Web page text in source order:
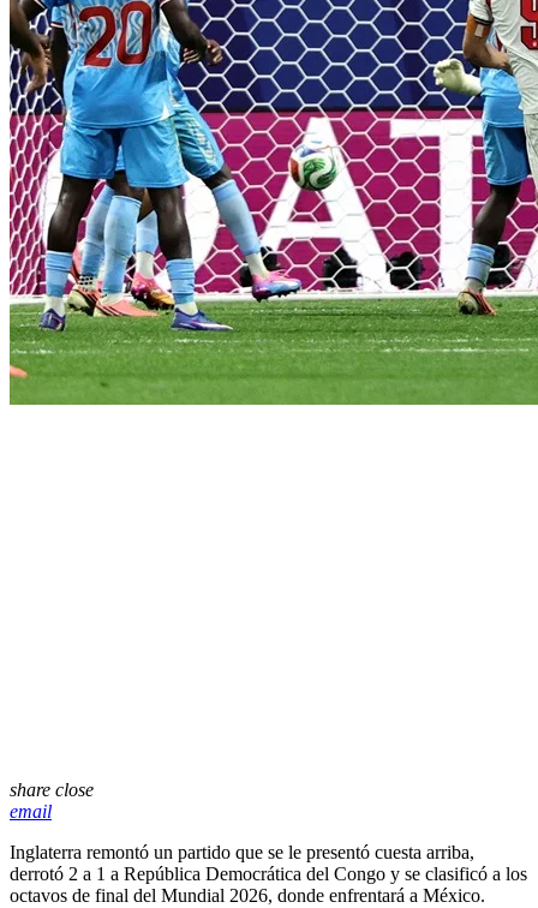
share close
email
Inglaterra remontó un partido que se le presentó cuesta arriba,
derrotó 2 a 1 a República Democrática del Congo y se clasificó a los
octavos de final del Mundial 2026, donde enfrentará a México.